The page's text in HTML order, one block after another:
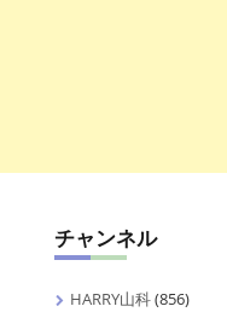
チャンネル
HARRY山科(856)